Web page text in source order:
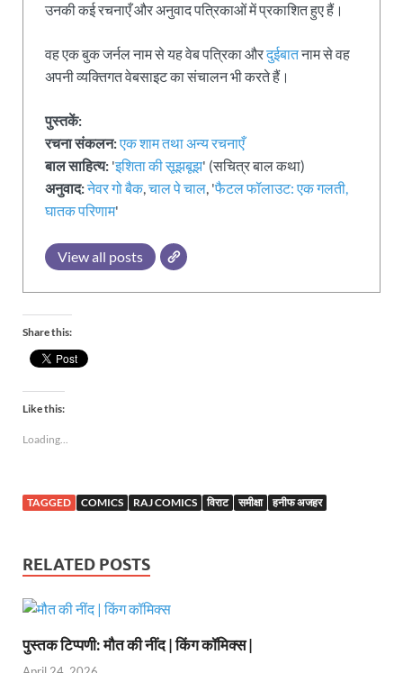
उनकी कई रचनाएँ और अनुवाद पत्रिकाओं में प्रकाशित हुए हैं।
वह एक बुक जर्नल नाम से यह वेब पत्रिका औरदुईबातनाम से वह
अपनी व्यक्तिगत वेबसाइट का संचालन भी करते हैं।
पुस्तकें:
रचना संकलन:एक शाम तथा अन्य रचनाएँ
बाल साहित्य: 'इशिता की सूझबूझ' (सचित्र बाल कथा)
अनुवाद:नेवर गो बैक,चाल पे चाल, 'फैटल फॉलाउट: एक गलती,
घातक परिणाम'
View all posts
Share this:
Like this:
Loading...
TAGGED COMICS RAJ COMICS विराट समीक्षा हनीफ अजहर
RELATED POSTS
पुस्तक टिप्पणी: मौत की नींद | किंग कॉमिक्स |